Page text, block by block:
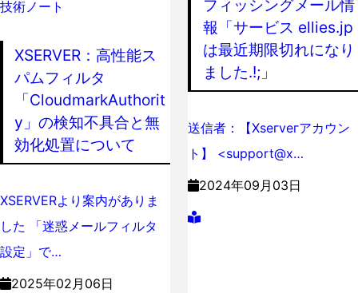
技術ノート
XSERVER：高性能ス
パムフィルタ
「CloudmarkAuthorit
y」の検知不具合と無
効化処置について
XSERVERより案内がありま
した 「迷惑メールフィルタ
設定」で…
2025年02月06日
フィッシングメール情
報「サービス ellies.jp
は最近期限切れになり
ました.!;」
送信者：【Хѕeгveгアカウン
ト】 <support@x…
2024年09月03日